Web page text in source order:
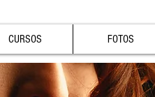
CURSOS FOTOS